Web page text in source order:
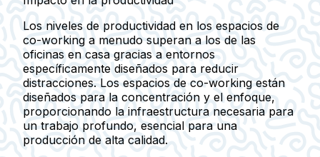
Los niveles de productividad en los espacios de
co-working a menudo superan a los de las
oficinas en casa gracias a entornos
específicamente diseñados para reducir
distracciones. Los espacios de co-working están
diseñados para la concentración y el enfoque,
proporcionando la infraestructura necesaria para
un trabajo profundo, esencial para una
producción de alta calidad.